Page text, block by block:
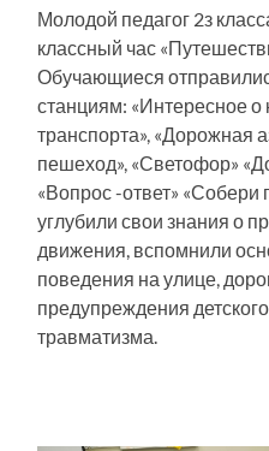
Молодой педагог 2з
классный час
Обучающиеся
станциям: «Интересное о
транспорта», «Дорожная
пешеход», «Светофор»
«Вопрос -ответ» «Собери
углубили свои знания о
движения, вспомнили
поведения на улице,
предупреждения
травматизма.